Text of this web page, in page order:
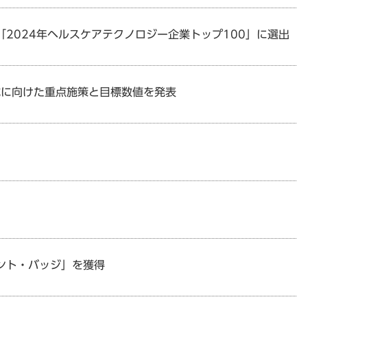
年ヘルスケアテクノロジー企業トップ100」に選出
向けた重点施策と目標数値を発表
ト・バッジ」を獲得